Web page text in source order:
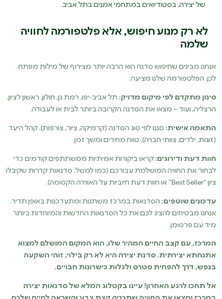
של יצירה, בסטודיואים במתחמי אמנים בתל אביב.
לא רק מנוע חיפוש, אלא פלטפורמה לחוויה
שלמה
אנחנו מבינים שחיפוש סדנה הוא הרבה יותר מצירוף של מילות מפתח.
לכן, הפלטפורמה שלנו מציעה:
סינון מתקדם לפי מיקום מדויק: תל אביב-יפו, רמת גן, חולון, ראשון לציון,
הרצליה, ועוד – מצאו את הסדנה הקרובה ביותר לבית או לעבודה.
התאמה אישית: סננו לפי סוג הסדנה (קרמיקה, ציור, צורפות), קהל היעד
(זוגות, ילדים, צוותי חברה), טווח מחירים ומשך זמן.
חוות דעת ודירוגים: קראו ביקורות אמיתיות ממשתתפים קודמים כדי
לבחור את החוויה המושלמת עבורכם (כמו למשל, סדנאות קדרות שקיבלו
ציון “Best Seller” או חוות דעת חיוביות על האווירה הקסומה).
עדכונים שוטפים: הסדנאות במרכז משתנות ומתעדכנות באופן תדיר.
אנחנו מבטיחים להציג לכם את כל הסדנאות החדשות והמיוחדות ביותר
מיד עם פרסומן.
המרכז, עם קצב החיים המהיר שלו, הוא המקום המושלם למצוא
אתנחתא יצירתית. סדנת יצירה היא לא רק בילוי; זוהי השקעה
בנפש, דרך להפחית סטרס ולגלות כישרונות חבויים.
אל תחכו לרגע האחרון! עיינו בקטלוג המלא של סדנאות יצירה